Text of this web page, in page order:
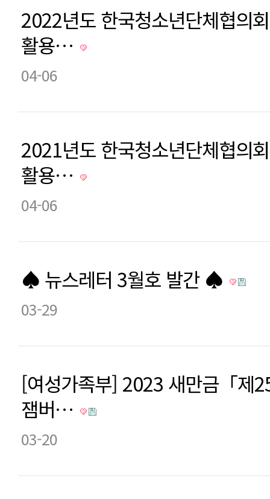
2022년도 한국청소년단체협의
활용…
04-06
2021년도 한국청소년단체협의
활용…
04-06
♠ 뉴스레터 3월호 발간 ♠
03-29
[여성가족부] 2023 새만금「제
잼버…
03-20